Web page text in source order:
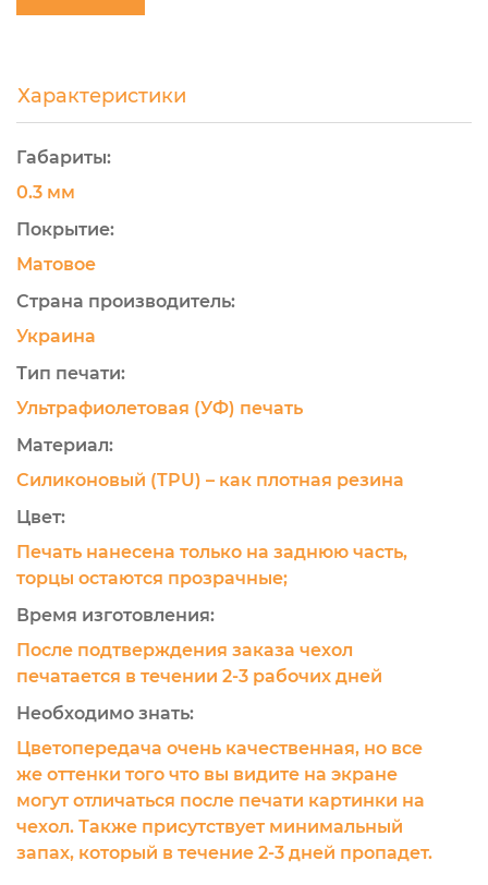
Характеристики
Габариты:
0.3 мм
Покрытие:
Матовое
Страна производитель:
Украина
Тип печати:
Ультрафиолетовая (УФ) печать
Материал:
Силиконовый (TPU) – как плотная резина
Цвет:
Печать нанесена только на заднюю часть,
торцы остаются прозрачные;
Время изготовления:
После подтверждения заказа чехол
печатается в течении 2-3 рабочих дней
Необходимо знать:
Цветопередача очень качественная, но все
же оттенки того что вы видите на экране
могут отличаться после печати картинки на
чехол. Также присутствует минимальный
запах, который в течение 2-3 дней пропадет.